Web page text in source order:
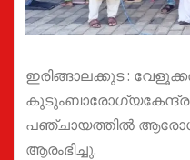
ഇരിങ്ങാലക്കുട :
പഞ്ചായത്തില്‍
ആരംഭിച്ചു.